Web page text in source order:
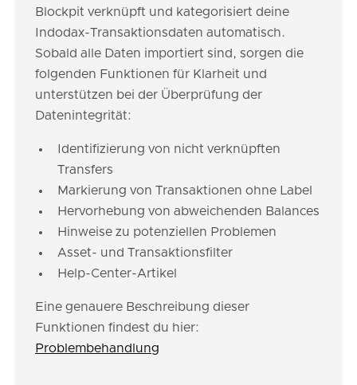
Blockpit verknüpft und kategorisiert deine
Indodax-Transaktionsdaten automatisch.
Sobald alle Daten importiert sind, sorgen die
folgenden Funktionen für Klarheit und
unterstützen bei der Überprüfung der
Datenintegrität:
Identifizierung von nicht verknüpften
Transfers
Markierung von Transaktionen ohne Label
Hervorhebung von abweichenden Balances
Hinweise zu potenziellen Problemen
Asset- und Transaktionsfilter
Help-Center-Artikel
Eine genauere Beschreibung dieser
Funktionen findest du hier:
Problembehandlung